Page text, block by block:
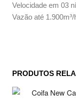
Velocidade em 03
Vazão até
PRODUTOS